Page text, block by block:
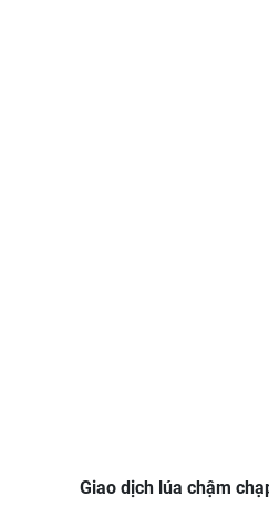
Giao dịch lúa chậm